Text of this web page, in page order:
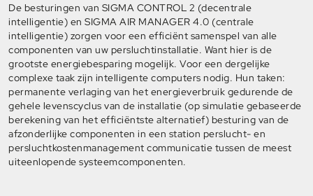
De besturingen van SIGMA CONTROL 2 (decentrale
intelligentie) en SIGMA AIR MANAGER 4.0 (centrale
intelligentie) zorgen voor een efficiënt samenspel van alle
componenten van uw persluchtinstallatie. Want hier is de
grootste energiebesparing mogelijk. Voor een dergelijke
complexe taak zijn intelligente computers nodig. Hun taken:
permanente verlaging van het energieverbruik gedurende de
gehele levenscyclus van de installatie (op simulatie gebaseerde
berekening van het efficiëntste alternatief) besturing van de
afzonderlijke componenten in een station perslucht- en
persluchtkostenmanagement communicatie tussen de meest
uiteenlopende systeemcomponenten.